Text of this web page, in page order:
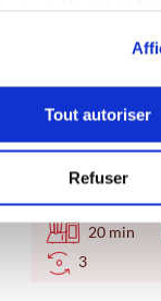
Tout autoriser
Refuser
vitesse 3. En fin de
l'intérieur du bol
vapeur.
20 min
3